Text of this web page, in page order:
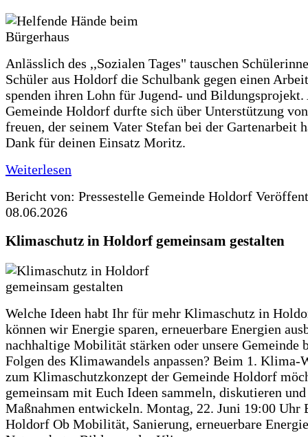
Anlässlich des ,,Sozialen Tages" tauschen
Schüler aus Holdorf die Schulbank gegen einen
spenden ihren Lohn für Jugend- und Bildungsprojekt.
Gemeinde Holdorf durfte sich über Unterstützung
freuen, der seinem Vater Stefan bei der Gartenarbeit
Dank für deinen Einsatz Moritz.
Weiterlesen
Bericht von: Pressestelle Gemeinde Holdorf
08.06.2026
Klimaschutz in Holdorf gemeinsam gestalten
Welche Ideen habt Ihr für mehr Klimaschutz in
können wir Energie sparen, erneuerbare Energien
nachhaltige Mobilität stärken oder unsere Gemeinde
Folgen des Klimawandels anpassen? Beim 1. Klima-
zum Klimaschutzkonzept der Gemeinde Holdorf
gemeinsam mit Euch Ideen sammeln, diskutieren
Maßnahmen entwickeln. Montag, 22. Juni 19:00 Uhr
Holdorf Ob Mobilität, Sanierung, erneuerbare